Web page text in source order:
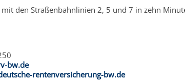
den Straßenbahnlinien 2, 5 und 7 in zehn
bw.de
rentenversicherung-bw.de